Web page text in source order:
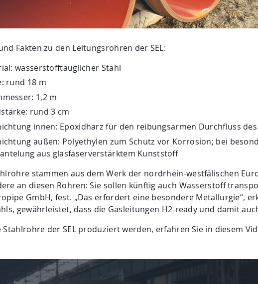
Fakten zu den Leitungsrohren der SEL:
wasserstofftauglicher Stahl
rund 18 m
1,2 m
rund 3 cm
innen: Epoxidharz für den reibungsarmen Durchfluss des
außen: Polyethylen zum Schutz vor Korrosion; bei
aus glasfaserverstärktem Kunststoff
stammen aus dem Werk der nordrhein-westfälischen
an diesen Rohren: Sie sollen künftig auch Wasserstoff
GmbH, fest. „Das erfordert eine besondere Metallurgie“,
gewährleistet, dass die Gasleitungen H2-ready und damit
Stahlrohre der SEL produziert werden, erfahren Sie in diesem